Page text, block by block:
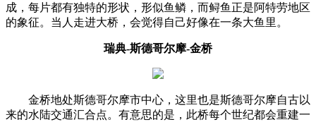
成，每片都有独特的形状，形似鱼鳞，而鲟鱼正是阿特劳地区
的象征。当人走进大桥，会觉得自己好像在一条大鱼里。
瑞典-斯德哥尔摩-金桥
金桥地处斯德哥尔摩市中心，这里也是斯德哥尔摩自古以
来的水陆交通汇合点。有意思的是，此桥每个世纪都会重建一